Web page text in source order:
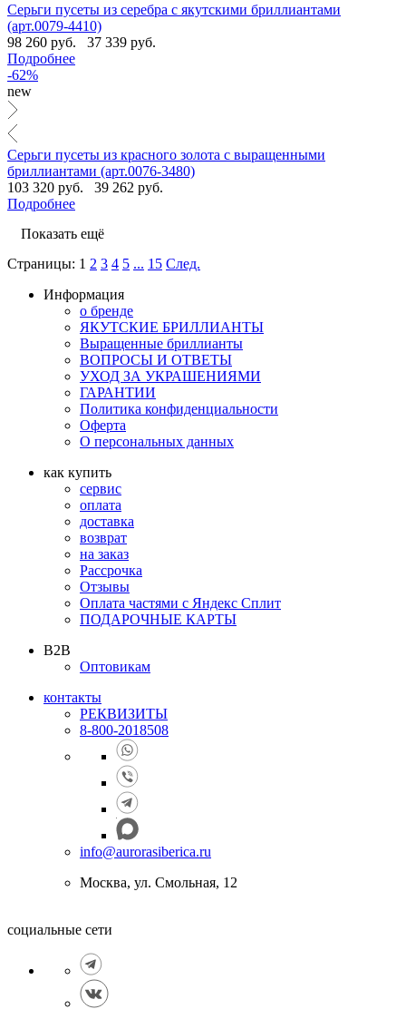
Серьги пусеты из серебра с якутскими бриллиантами
(арт.0079-4410)
98 260 руб.
37 339 руб.
Подробнее
-62%
new
Серьги пусеты из красного золота с выращенными
бриллиантами (арт.0076-3480)
103 320 руб.
39 262 руб.
Подробнее
Показать ещё
Страницы: 1 2 3 4 5 ... 15 След.
Информация
о бренде
ЯКУТСКИЕ БРИЛЛИАНТЫ
Выращенные бриллианты
ВОПРОСЫ И ОТВЕТЫ
УХОД ЗА УКРАШЕНИЯМИ
ГАРАНТИИ
Политика конфиденциальности
Оферта
О персональных данных
как купить
сервис
оплата
доставка
возврат
на заказ
Рассрочка
Отзывы
Оплата частями с Яндекс Сплит
ПОДАРОЧНЫЕ КАРТЫ
B2B
Оптовикам
контакты
РЕКВИЗИТЫ
8-800-2018508
info@aurorasiberica.ru
Москва, ул. Смольная, 12
социальные сети